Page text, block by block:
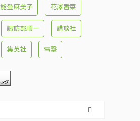
能登麻美子 花澤香菜
諏訪部順一 講談社
集英社 電撃